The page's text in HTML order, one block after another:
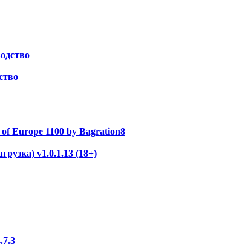
Europe 1100 by Bagration8
v1.0.1.13 (18+)